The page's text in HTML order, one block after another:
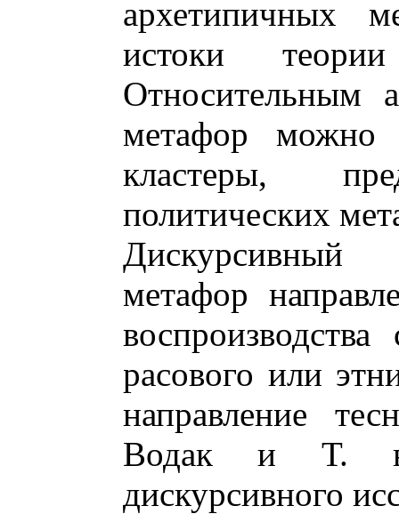
архетипичных
истоки
Относительным
метафор можно
кластеры,
политических
Дискурсивный
метафор
воспроизводства
расового или
направление
Водак и Т.
дискурсивного